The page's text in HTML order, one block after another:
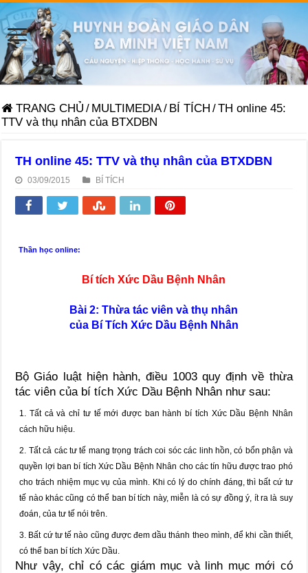
TRANG CHỦ / MULTIMEDIA/ BÍ TÍCH /TH online 45:
TTV và thụ nhân của BTXDBN
TH online 45: TTV và thụ nhân của BTXDBN
03/09/2015 BÍ TÍCH
Thần học online:
Bí tích Xức Dầu Bệnh Nhân
Bài 2: Thừa tác viên và thụ nhân
của Bí Tích Xức Dầu Bệnh Nhân
Bộ Giáo luật hiện hành, điều 1003 quy định về thừa
tác viên của bí tích Xức Dầu Bệnh Nhân như sau:
1. Tất cả và chỉ tư tế mới được ban hành bí tích Xức Dầu Bệnh Nhân
cách hữu hiệu.
2. Tất cả các tư tế mang trọng trách coi sóc các linh hồn, có bổn phận và
quyền lợi ban bí tích Xức Dầu Bệnh Nhân cho các tín hữu được trao phó
cho trách nhiệm mục vụ của mình. Khi có lý do chính đáng, thì bất cứ tư
tế nào khác cũng có thể ban bí tích này, miễn là có sự đồng ý, ít ra là suy
đoán, của tư tế nói trên.
3. Bất cứ tư tế nào cũng được đem dầu thánh theo mình, để khi cần thiết,
có thể ban bí tích Xức Dầu.
Như vậy, chỉ có các giám mục và linh mục mới có